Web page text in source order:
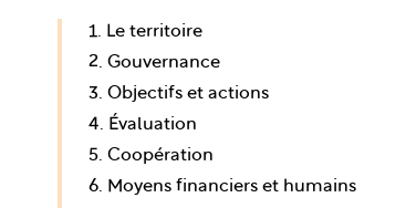
1. Le territoire
2. Gouvernance
3. Objectifs et actions
4. Évaluation
5. Coopération
6. Moyens financiers et humains